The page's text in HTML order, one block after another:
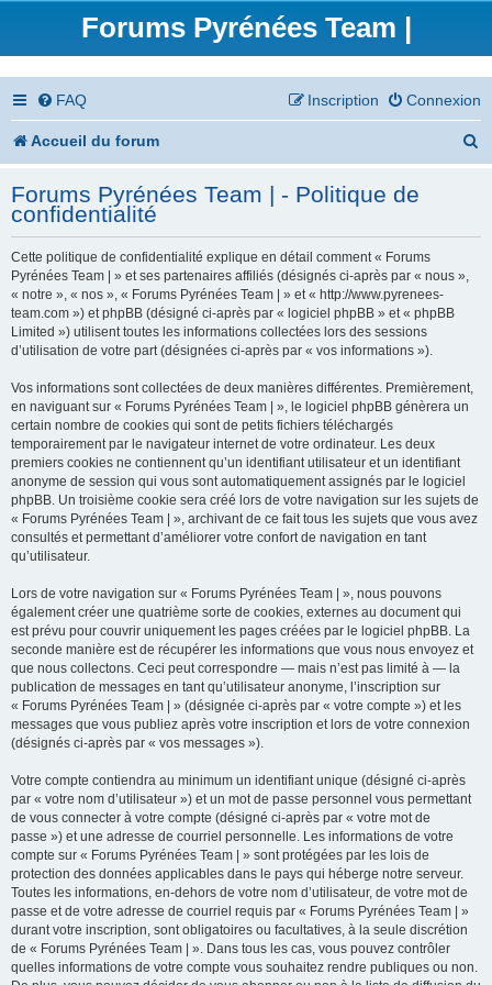
Forums Pyrénées Team |
FAQ Connexion
Inscription
Accueil du forum
h
Forums Pyrénées Team | - Politique de
confidentialité
Cette politique de confidentialité explique en détail comment « Forums
Pyrénées Team | » et ses partenaires affiliés (désignés ci-après par « nous »,
« notre », « nos », « Forums Pyrénées Team | » et « http://www.pyrenees-
team.com ») et phpBB (désigné ci-après par « logiciel phpBB » et « phpBB
Limited ») utilisent toutes les informations collectées lors des sessions
d’utilisation de votre part (désignées ci-après par « vos informations »).
Vos informations sont collectées de deux manières différentes. Premièrement,
en naviguant sur « Forums Pyrénées Team | », le logiciel phpBB génèrera un
certain nombre de cookies qui sont de petits fichiers téléchargés
temporairement par le navigateur internet de votre ordinateur. Les deux
premiers cookies ne contiennent qu’un identifiant utilisateur et un identifiant
anonyme de session qui vous sont automatiquement assignés par le logiciel
phpBB. Un troisième cookie sera créé lors de votre navigation sur les sujets de
« Forums Pyrénées Team | », archivant de ce fait tous les sujets que vous avez
consultés et permettant d’améliorer votre confort de navigation en tant
qu’utilisateur.
Lors de votre navigation sur « Forums Pyrénées Team | », nous pouvons
également créer une quatrième sorte de cookies, externes au document qui
est prévu pour couvrir uniquement les pages créées par le logiciel phpBB. La
seconde manière est de récupérer les informations que vous nous envoyez et
que nous collectons. Ceci peut correspondre — mais n’est pas limité à — la
publication de messages en tant qu’utilisateur anonyme, l’inscription sur
« Forums Pyrénées Team | » (désignée ci-après par « votre compte ») et les
messages que vous publiez après votre inscription et lors de votre connexion
(désignés ci-après par « vos messages »).
Votre compte contiendra au minimum un identifiant unique (désigné ci-après
par « votre nom d’utilisateur ») et un mot de passe personnel vous permettant
de vous connecter à votre compte (désigné ci-après par « votre mot de
passe ») et une adresse de courriel personnelle. Les informations de votre
compte sur « Forums Pyrénées Team | » sont protégées par les lois de
protection des données applicables dans le pays qui héberge notre serveur.
Toutes les informations, en-dehors de votre nom d’utilisateur, de votre mot de
passe et de votre adresse de courriel requis par « Forums Pyrénées Team | »
durant votre inscription, sont obligatoires ou facultatives, à la seule discrétion
de « Forums Pyrénées Team | ». Dans tous les cas, vous pouvez contrôler
quelles informations de votre compte vous souhaitez rendre publiques ou non.